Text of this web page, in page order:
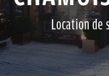
Location de